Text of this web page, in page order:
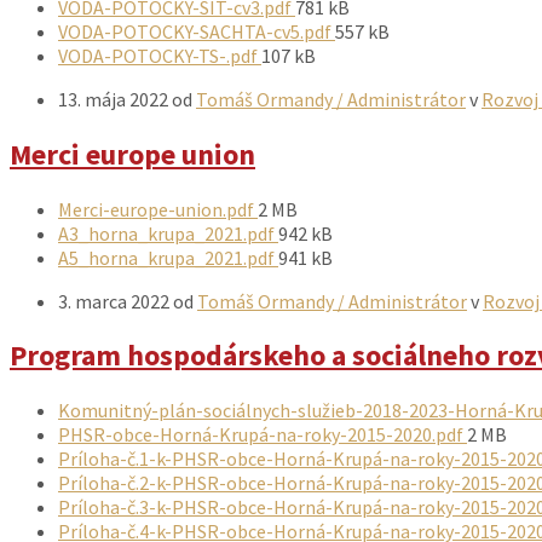
súboru:
VODA-POTOCKY-SIT-cv3.pdf Veľkosť
súboru:
781 kB
VODA-POTOCKY-SACHTA-cv5.pdf Veľkosť
557 kB
VODA-POTOCKY-TS-.pdf Veľkosť
107 kB
13. mája 2022 od Tomáš Ormandy / Administrátorv Rozvoj
Merci europe union
PrílohyMerci-europe-union.pdf Veľkosť
súboru:
2 MB
A3_horna_krupa_2021.pdfVeľkosť
súboru:
942 kB
A5_horna_krupa_2021.pdfVeľkosť
941 kB
3. marca 2022 od Tomáš Ormandy / Administrátorv
Program hospodárskeho a sociálneho
PrílohyKomunitný-plán-sociálnych-služieb-2018-2023-Horná-
PHSR-obce-Horná-Krupá-na-roky-2015-2020.pdf Veľkosť
súboru:
2 MB
Príloha-č.1-k-PHSR-obce-Horná-Krupá-na-roky-2015-
Príloha-č.2-k-PHSR-obce-Horná-Krupá-na-roky-2015-
Príloha-č.3-k-PHSR-obce-Horná-Krupá-na-roky-2015-
Príloha-č.4-k-PHSR-obce-Horná-Krupá-na-roky-2015-